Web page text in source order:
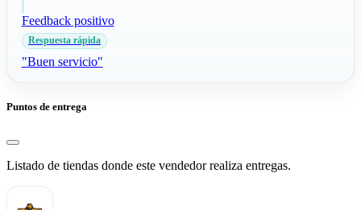
Feedback positivo
Respuesta rápida
"Buen servicio"
Puntos de entrega
Listado de tiendas donde este vendedor realiza entregas.